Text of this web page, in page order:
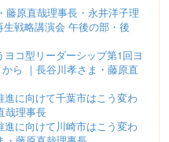
藤原直哉理事長・永井洋子理
戦略講演会 午後の部・後
コ型リーダーシップ第1回ヨ
ら ｜長谷川孝さま・藤原直
に向けて千葉市はこう変わ
哉理事長
に向けて川崎市はこう変わ